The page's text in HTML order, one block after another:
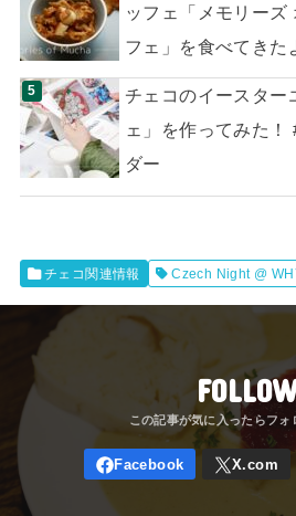
ッフェ「メモリーズ
フェ」を食べてきた
チェコのイースター
ェ」を作ってみた！
ダー
チェコ関連情報 Czech Night @